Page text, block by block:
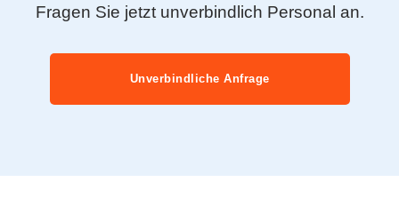
Fragen Sie jetzt unverbindlich Personal an.
Unverbindliche Anfrage